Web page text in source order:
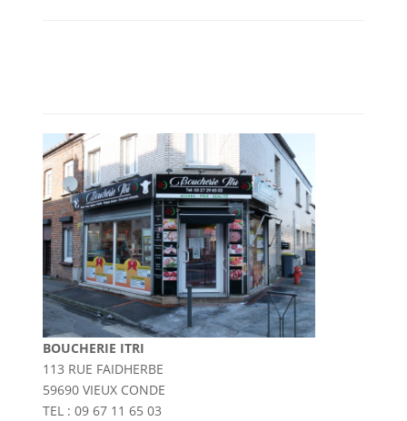
BOUCHERIE ITRI
113 RUE FAIDHERBE
59690 VIEUX CONDE
TEL : 09 67 11 65 03